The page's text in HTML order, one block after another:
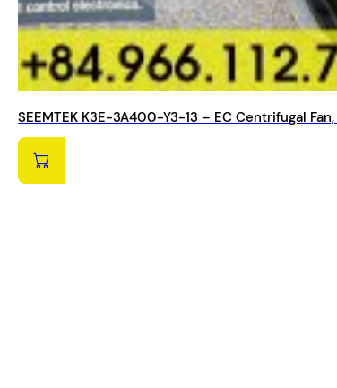
SEEMTEK K3E-3A400-Y3-13 – EC Centrifugal